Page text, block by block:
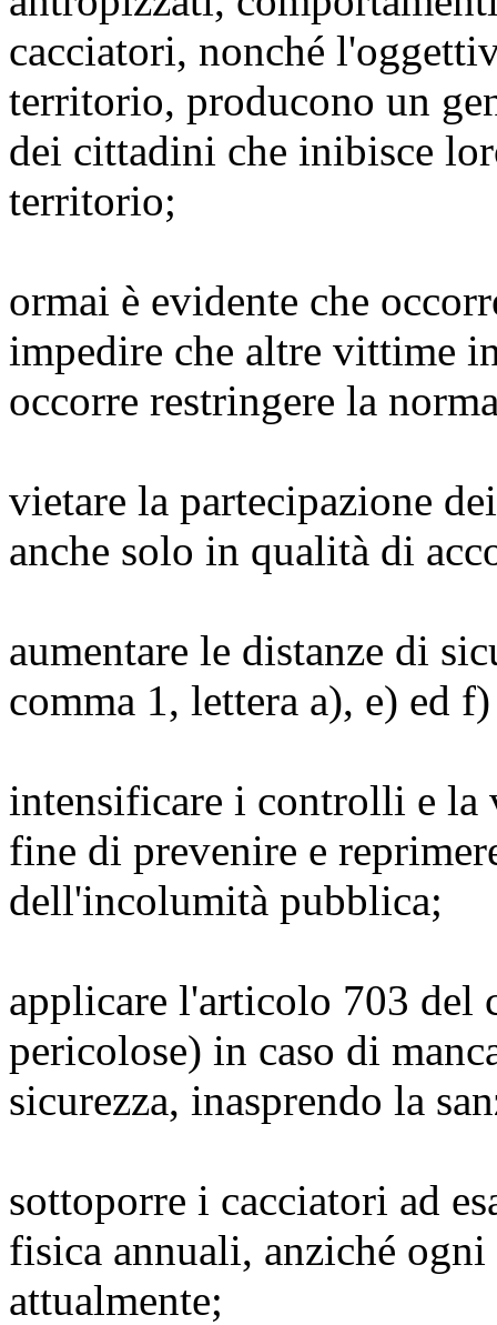
cacciatori, nonché
territorio, producono un
dei cittadini che inibisce
territorio;
ormai è evidente che
impedire che altre vittime
occorre restringere la
vietare la partecipazione
anche solo in qualità di
aumentare le distanze di
comma 1, lettera a), e) ed
intensificare i controlli e la
fine di prevenire e
dell'incolumità pubblica;
applicare l'articolo 703 del
pericolose) in caso di
sicurezza, inasprendo la
sottoporre i cacciatori ad
fisica annuali, anziché
attualmente;